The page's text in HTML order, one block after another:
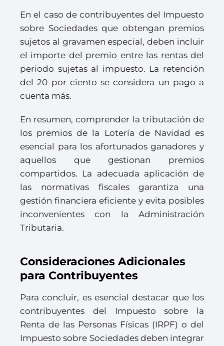
En el caso de contribuyentes del Impuesto
sobre Sociedades que obtengan premios
sujetos al gravamen especial, deben incluir
el importe del premio entre las rentas del
periodo sujetas al impuesto. La retención
del 20 por ciento se considera un pago a
cuenta más.
En resumen, comprender la tributación de
los premios de la Lotería de Navidad es
esencial para los afortunados ganadores y
aquellos que gestionan premios
compartidos. La adecuada aplicación de
las normativas fiscales garantiza una
gestión financiera eficiente y evita posibles
inconvenientes con la Administración
Tributaria.
Consideraciones Adicionales
para Contribuyentes
Para concluir, es esencial destacar que los
contribuyentes del Impuesto sobre la
Renta de las Personas Físicas (IRPF) o del
Impuesto sobre Sociedades deben integrar